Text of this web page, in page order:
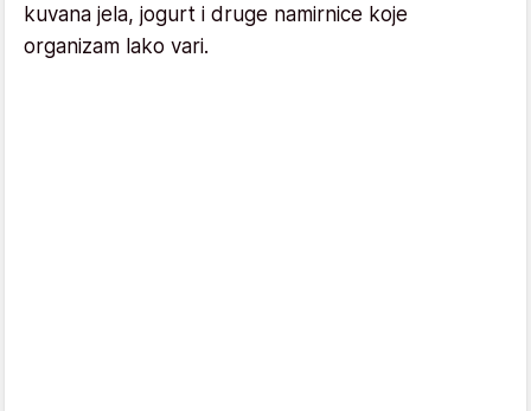
kuvana jela, jogurt i druge namirnice koje
organizam lako vari.